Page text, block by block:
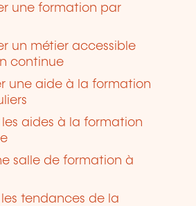
une formation par
un métier accessible
continue
une aide à la formation
aides à la formation
salle de formation à
tendances de la